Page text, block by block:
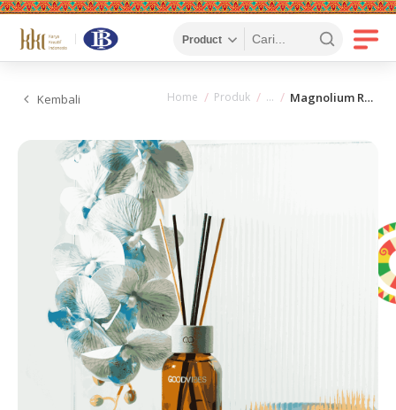
Kembali Home Produk Magnolium Reed Diffuser